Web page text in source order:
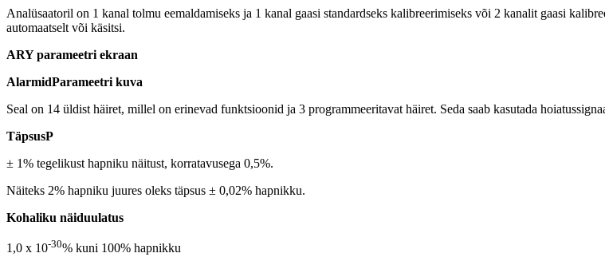
Analüsaatoril on 1 kanal tolmu eemaldamiseks ja 1 kanal gaasi standardseks kalibreerimiseks või 2 kanalit gaasi
automaatselt või käsitsi.
ARY parameetri ekraan
AlarmidParameetri kuva
Seal on 14 üldist häiret, millel on erinevad funktsioonid ja 3 programmeeritavat häiret. Seda saab kasutada
TäpsusP
± 1% tegelikust hapniku näitust, korratavusega 0,5%.
Näiteks 2% hapniku juures oleks täpsus ± 0,02% hapnikku.
Kohaliku näiduulatus
1,0 x 10-30% kuni 100% hapnikku